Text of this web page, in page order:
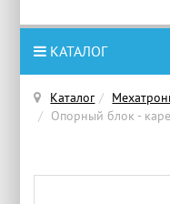
КАТАЛОГ
Каталог
Опорный блок -